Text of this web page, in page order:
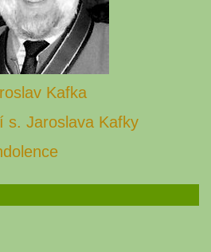
Kafka
s. Jaroslava Kafky